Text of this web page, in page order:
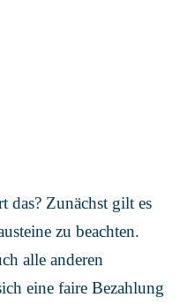
das? Zunächst gilt es
zu beachten.
alle anderen
eine faire Bezahlung